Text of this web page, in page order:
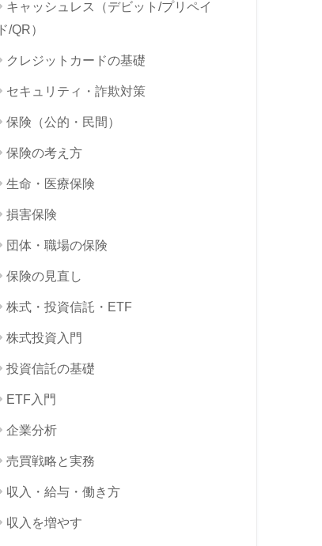
キャッシュレス（デビット/プリペイ
ド/QR）
クレジットカードの基礎
セキュリティ・詐欺対策
保険（公的・民間）
保険の考え方
生命・医療保険
損害保険
団体・職場の保険
保険の見直し
株式・投資信託・ETF
株式投資入門
投資信託の基礎
ETF入門
企業分析
売買戦略と実務
収入・給与・働き方
収入を増やす